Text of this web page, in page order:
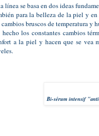
línea se basa en dos ideas
para la belleza de la piel y
bruscos de temperatura y
hecho los constantes cambios
a la piel y hacen que se vea
Bi-sérum intensif